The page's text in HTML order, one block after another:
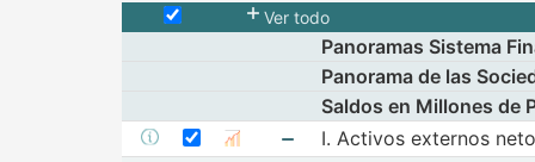
Selecciona o desmarca todas las series
Ver todo
Panoramas Sistema
Panorama de las
Saldos en Millones de
Mostrar metadatos de la serie I. Activos externos
Seleccione sus series
Seleccionar serie I. Activos externos
Mostrar gráfica de la
I. Activos externos